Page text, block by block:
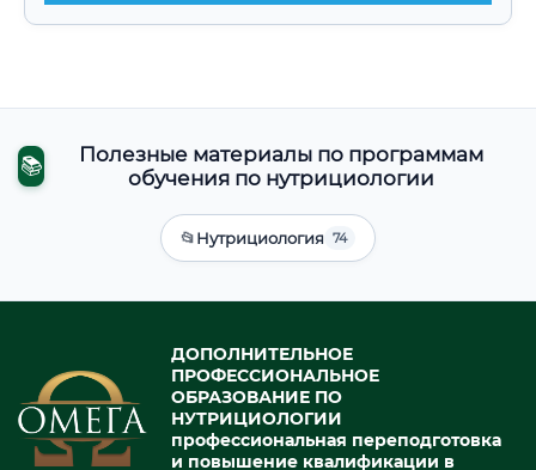
📚
Полезные материалы по программам
обучения по нутрициологии
📂Нутрициология 74
ДОПОЛНИТЕЛЬНОЕ
ПРОФЕССИОНАЛЬНОЕ
ОБРАЗОВАНИЕ ПО
НУТРИЦИОЛОГИИ
профессиональная переподготовка
и повышение квалификации в